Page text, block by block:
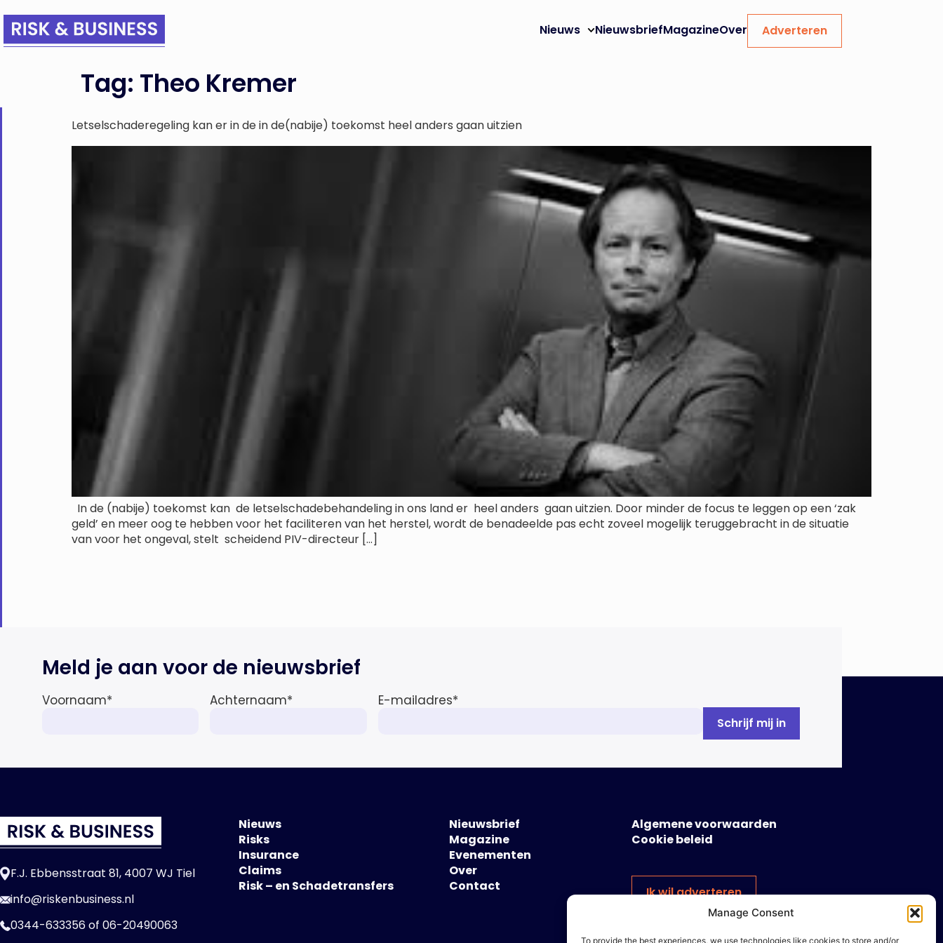
Manage Consent
To provide the best experiences, we use technologies like cookies to store and/or
Nieuws NieuwsbriefMagazineOver Adverteren
Tag: Theo Kremer
Letselschaderegeling kan er in de in de(nabije) toekomst heel anders gaan uitzien
In de (nabije) toekomst kan de letselschadebehandeling in ons land er heel anders gaan uitzien. Door minder de focus te leggen op een ‘zak
geld’ en meer oog te hebben voor het faciliteren van het herstel, wordt de benadeelde pas echt zoveel mogelijk teruggebracht in de situatie
van voor het ongeval, stelt scheidend PIV-directeur […]
Meld je aan voor de nieuwsbrief
Voornaam* Achternaam* E-mailadres*
F.J. Ebbensstraat 81, 4007 WJ Tiel
info@riskenbusiness.nl
0344-633356of 06-20490063
Nieuws
Risks
Insurance
Claims
Risk – en Schadetransfers
Nieuwsbrief
Magazine
Evenementen
Over
Contact
Algemene voorwaarden
Cookie beleid
Ik wil adverteren